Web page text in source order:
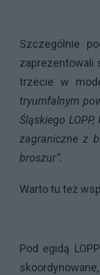
Szczególnie
zaprezentowali
trzecie w
tryumfalnym
Śląskiego
zagraniczne z
broszur”.
Warto tu też
Pod egidą